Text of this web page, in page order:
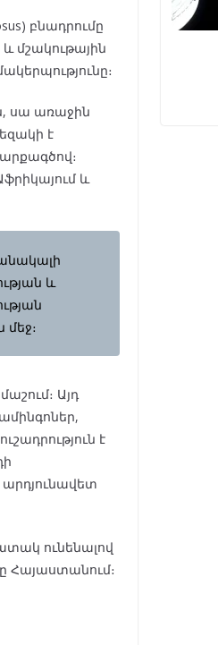
բնադրումը
մշակութային
սա առաջին
է
և
և
Այդ
է
ունենալով
Հայաստանում։